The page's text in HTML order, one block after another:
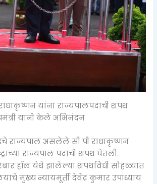
यांना राज्यपालपदाची शपथ
यांनी केले अभिनंदन
राज्यपाल असलेले सी पी राधाकृष्णन
राज्यपाल पदाची शपथ घेतली.
हॉल येथे झालेल्या शपथविधी सोहळ्यात
मुख्य न्यायमूर्ती देवेंद्र कुमार उपाध्याय